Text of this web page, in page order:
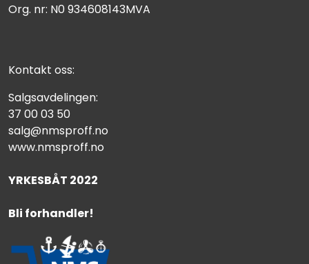
Org. nr: N0 934608143MVA
Kontakt oss:
Salgsavdelingen:
37 00 03 50
salg@nmsproff.no
www.nmsproff.no
YRKESBÅT 2022
Bli forhandler!